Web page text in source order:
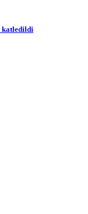
katledildi